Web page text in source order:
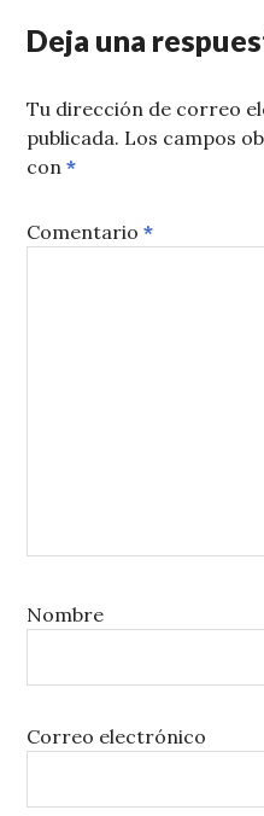
Deja una
Tu dirección de correo
publicada. Los campos
con*
Comentario*
Nombre
Correo electrónico